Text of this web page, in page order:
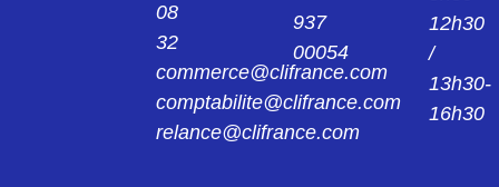
CONNECTEUR SUB D 37PTS MALE A FIL
08
32
commerce@clifrance.com
comptabilite@clifrance.com
relance@clifrance.com
937
00054
12h30
/
13h30-
16h30